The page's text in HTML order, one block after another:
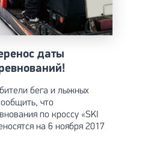
даты
бега и лыжных
что
по кроссу «SKI
на 6 ноября 2017